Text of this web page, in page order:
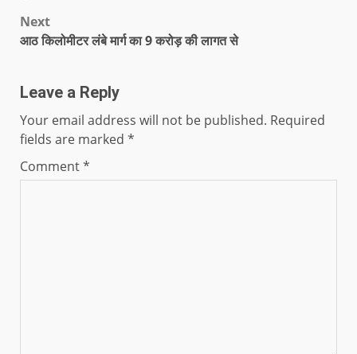
Next
आठ किलोमीटर लंबे मार्ग का 9 करोड़ की लागत से
Leave a Reply
Your email address will not be published. Required
fields are marked *
Comment*